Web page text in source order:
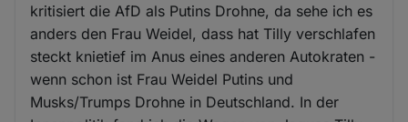
kritisiert die AfD als Putins Drohne, da sehe ich es
anders den Frau Weidel, dass hat Tilly verschlafen
steckt knietief im Anus eines anderen Autokraten -
wenn schon ist Frau Weidel Putins und
Musks/Trumps Drohne in Deutschland. In der